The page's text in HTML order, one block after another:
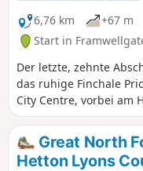
6,76 km
+67 m
Start in
Der letzte, zehnte
das ruhige Finchale
City Centre, vorbei am
und erneut entlang
Durham Cathedral
Great North
Hetton Lyons